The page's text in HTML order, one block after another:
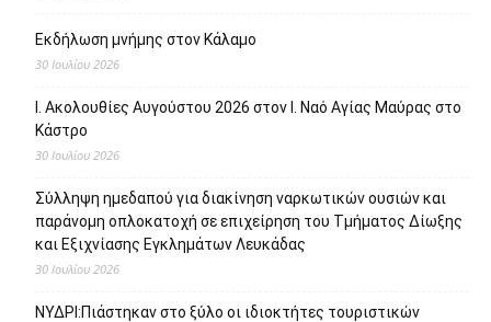
Εκδήλωση μνήμης στον Κάλαμο
30 Ιουλίου 2026
Ι. Ακολουθίες Αυγούστου 2026 στον Ι. Ναό Αγίας Μαύρας στο
Κάστρο
30 Ιουλίου 2026
Σύλληψη ημεδαπού για διακίνηση ναρκωτικών ουσιών και
παράνομη οπλοκατοχή σε επιχείρηση του Τμήματος Δίωξης
και Εξιχνίασης Εγκλημάτων Λευκάδας
30 Ιουλίου 2026
ΝΥΔΡΙ:Πιάστηκαν στο ξύλο οι ιδιοκτήτες τουριστικών